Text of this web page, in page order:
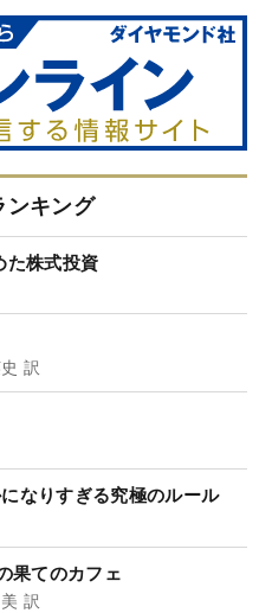
ンキング
た株式投資
訳
なりすぎる究極のルール
果てのカフェ
訳